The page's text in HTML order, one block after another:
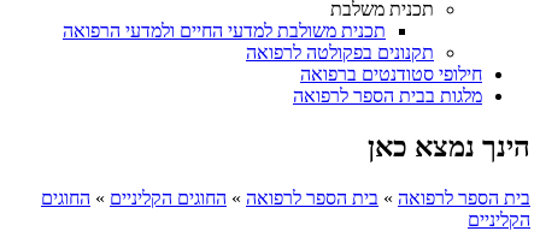
תכנית משלבת
תכנית משולבת למדעי החיים ולמדעי הרפואה
תקנונים בפקולטה לרפואה
חילופי סטודנטים ברפואה
מלגות בבית הספר לרפואה
הינך נמצא כאן
בית הספר לרפואה » בית הספר לרפואה » החוגים הקליניים » החוגים
הקליניים